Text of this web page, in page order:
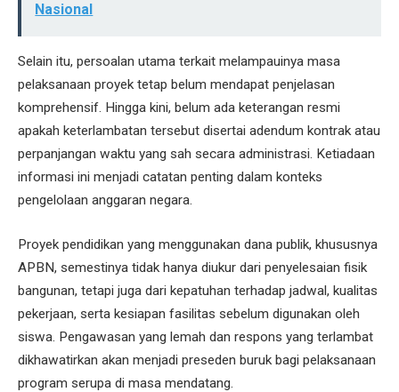
Nasional
Selain itu, persoalan utama terkait melampauinya masa
pelaksanaan proyek tetap belum mendapat penjelasan
komprehensif. Hingga kini, belum ada keterangan resmi
apakah keterlambatan tersebut disertai adendum kontrak atau
perpanjangan waktu yang sah secara administrasi. Ketiadaan
informasi ini menjadi catatan penting dalam konteks
pengelolaan anggaran negara.
Proyek pendidikan yang menggunakan dana publik, khususnya
APBN, semestinya tidak hanya diukur dari penyelesaian fisik
bangunan, tetapi juga dari kepatuhan terhadap jadwal, kualitas
pekerjaan, serta kesiapan fasilitas sebelum digunakan oleh
siswa. Pengawasan yang lemah dan respons yang terlambat
dikhawatirkan akan menjadi preseden buruk bagi pelaksanaan
program serupa di masa mendatang.